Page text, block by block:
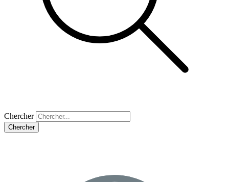
Chercher
Chercher